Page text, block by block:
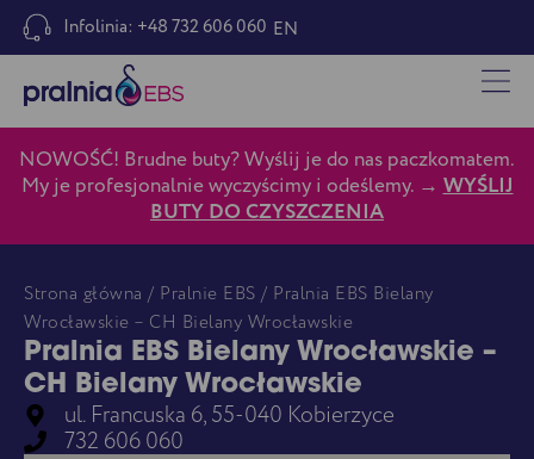
Infolinia: +48 732 606 060 EN
NOWOŚĆ! Brudne buty? Wyślij je do nas paczkomatem.
My je profesjonalnie wyczyścimy i odeślemy. →WYŚLIJ
BUTY DO CZYSZCZENIA
Strona główna / Pralnie EBS / Pralnia EBS Bielany
Wrocławskie – CH Bielany Wrocławskie
Pralnia EBS Bielany Wrocławskie –
CH Bielany Wrocławskie
ul. Francuska 6, 55-040 Kobierzyce
732 606 060